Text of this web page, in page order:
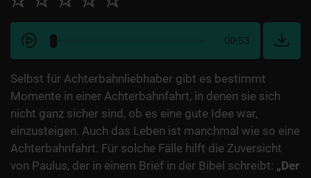
00:53
Selbst für Achterbahnliebhaber gibt es bestimmt
Momente in einer Achterbahnfahrt, in denen sie sich
nicht ganz sicher sind, ob es eine gute Idee war,
einzusteigen. Auch das Leben ist manchmal wie so eine
Achterbahnfahrt. Für solche Fälle hilft die Zuversicht
von Paulus, der in einem Brief in der Bibel schreibt: „Der